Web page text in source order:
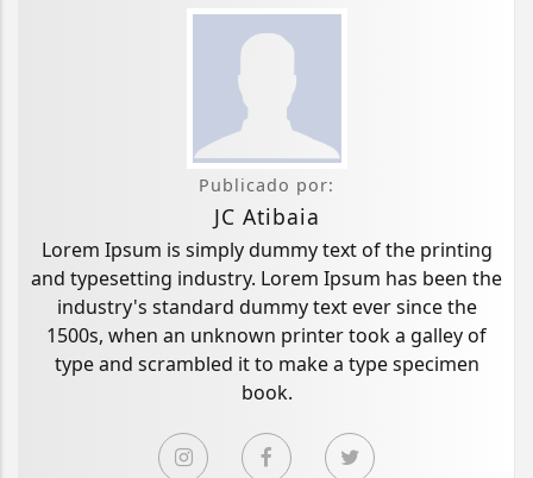
Publicado por:
JC Atibaia
Lorem Ipsum is simply dummy text of the printing
and typesetting industry. Lorem Ipsum has been the
industry's standard dummy text ever since the
1500s, when an unknown printer took a galley of
type and scrambled it to make a type specimen
book.